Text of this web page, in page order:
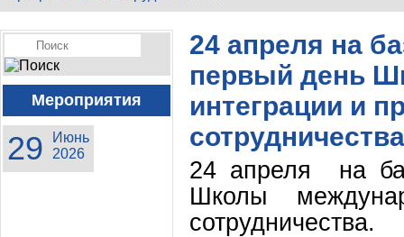
Мероприятия
29
Июнь
2026
24 апреля на
первый день
интеграции и
сотрудничества
24 апреля на
Школы
сотрудничества.